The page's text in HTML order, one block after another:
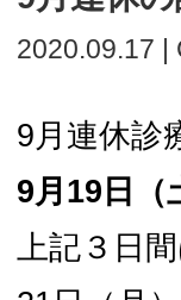
2020.09.17
9月連休診
9月19日
上記３日